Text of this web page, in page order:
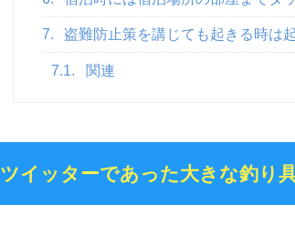
7. 盗難防止策を講じても起きる時は
7.1. 関連
ツイッターであった大きな釣り